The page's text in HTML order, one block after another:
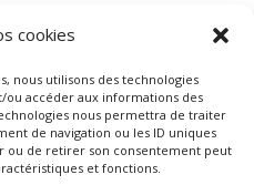
cookies
nous utilisons des technologies
accéder aux informations des
nous permettra de traiter
de navigation ou les ID uniques
ou de retirer son consentement peut
et fonctions.